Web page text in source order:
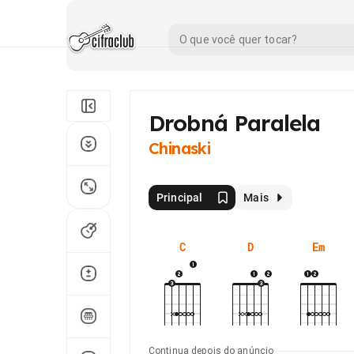
Drobná Paralela
Chinaski
Principal Mais
C D Em
Continua depois do anúncio